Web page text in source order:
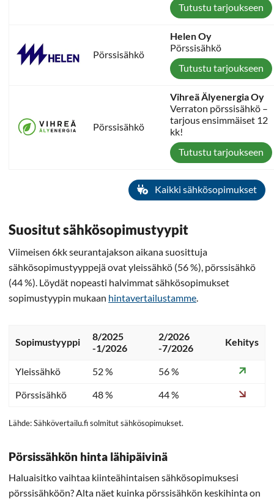
Tutustu tarjoukseen
Pörssisähkö
Helen Oy
Pörssisähkö
Tutustu tarjoukseen
Pörssisähkö
Vihreä Älyenergia Oy
Verraton pörssisähkö –
tarjous ensimmäiset 12
kk!
Tutustu tarjoukseen
Kaikki sähkösopimukset
Suositut sähkösopimustyypit
Viimeisen 6kk seurantajakson aikana suosittuja
sähkösopimustyyppejä ovat yleissähkö (56 %), pörssisähkö
(44 %). Löydät nopeasti halvimmat sähkösopimukset
sopimustyypin mukaan hintavertailustamme
Sopimustyyppi
8/2025
-1/2026
2/2026
-7/2026
Kehitys
Yleissähkö 52 %
56 %
Pörssisähkö
48 % 44 %
Lähde: Sähkövertailu.fi solmitut sähkösopimukset.
Pörsissähkön hinta lähipäivinä
Haluaisitko vaihtaa kiinteähintaisen sähkösopimuksesi
pörssisähköön? Alta näet kuinka pörssisähkön keskihinta on